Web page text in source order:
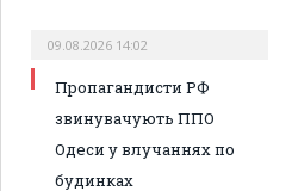
09.08.2026 14:02
Пропагандисти РФ
звинувачують ППО
Одеси у влучаннях по
будинках